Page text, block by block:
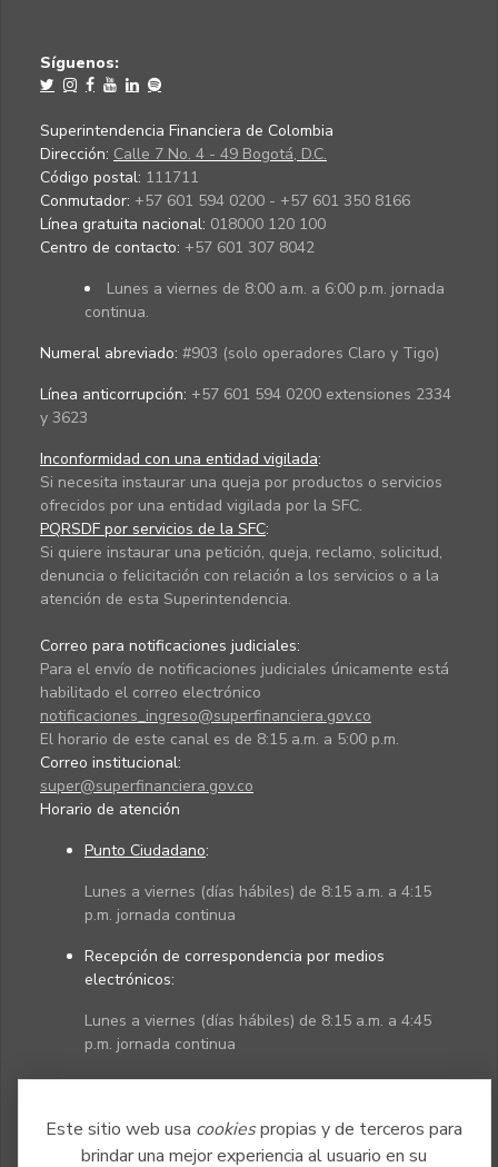
Este sitio web usa cookiespropias y de terceros para
brindar una mejor experiencia al usuario en su
Síguenos:
Superintendencia Financiera de Colombia
Dirección: Calle 7 No. 4 - 49 Bogotá, D.C.
Código postal: 111711
Conmutador: +57 601 594 0200 - +57 601 350 8166
Línea gratuita nacional: 018000 120 100
Centro de contacto: +57 601 307 8042
Lunes a viernes de 8:00 a.m. a 6:00 p.m. jornada
continua.
Numeral abreviado: #903 (solo operadores Claro y Tigo)
Línea anticorrupción: +57 601 594 0200 extensiones 2334
y 3623
Inconformidad con una entidad vigilada:
Si necesita instaurar una queja por productos o servicios
ofrecidos por una entidad vigilada por la SFC.
PQRSDF por servicios de la SFC:
Si quiere instaurar una petición, queja, reclamo, solicitud,
denuncia o felicitación con relación a los servicios o a la
atención de esta Superintendencia.
Correo para notificaciones judiciales:
Para el envío de notificaciones judiciales únicamente está
habilitado el correo electrónico
notificaciones_ingreso@superfinanciera.gov.co
El horario de este canal es de 8:15 a.m. a 5:00 p.m.
Correo institucional:
super@superfinanciera.gov.co
Horario de atención
Punto Ciudadano:
Lunes a viernes (días hábiles) de 8:15 a.m. a 4:15
p.m. jornada continua
Recepción de correspondencia por medios
electrónicos:
Lunes a viernes (días hábiles) de 8:15 a.m. a 4:45
p.m. jornada continua